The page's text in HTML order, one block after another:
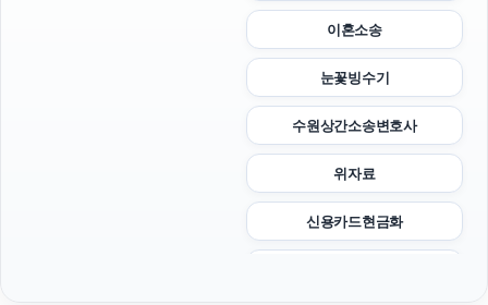
이혼소송
눈꽃빙수기
수원상간소송변호사
위자료
신용카드현금화